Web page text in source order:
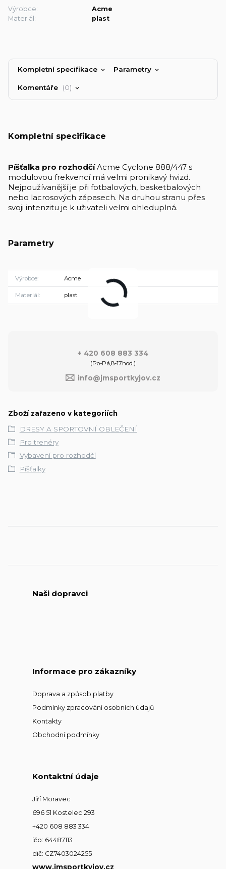
Výrobce:
Acme
Materiál:
plast
Kompletní specifikace Parametry
Komentáře 0
Kompletní specifikace
Píšťalka pro rozhodčíAcme Cyclone 888/447 s
modulovou frekvencí má velmi pronikavý hvizd.
Nejpoužívanější je při fotbalových, basketbalových
nebo lacrosových zápasech. Na druhou stranu přes
svoji intenzitu je k uživateli velmi ohleduplná.
Parametry
Výrobce Acme
Materiál plast
+ 420 608 883 334
(Po-Pá,8-17hod.)
info@jmsportkyjov.cz
Zboží zařazeno v kategoriích
DRESY A SPORTOVNÍ OBLEČENÍ
Pro trenéry
Vybavení pro rozhodčí
Píšťalky
Naši dopravci
Informace pro zákazníky
Doprava a způsob platby
Podmínky zpracování osobních údajů
Kontakty
Obchodní podmínky
Kontaktní údaje
Jiří Moravec
696 51 Kostelec 293
+420 608 883 334
ičo: 64487113
dič: CZ7403024255
www.jmsportkyjov.cz